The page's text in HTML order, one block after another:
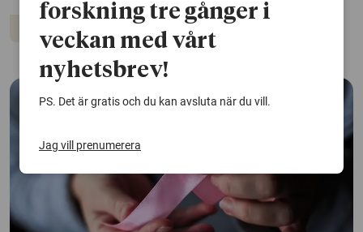
Bröstcancer Digitalisering
forskning tre gånger i
veckan med vårt
nyhetsbrev!
PS. Det är gratis och du kan avsluta när du vill.
Jag vill prenumerera